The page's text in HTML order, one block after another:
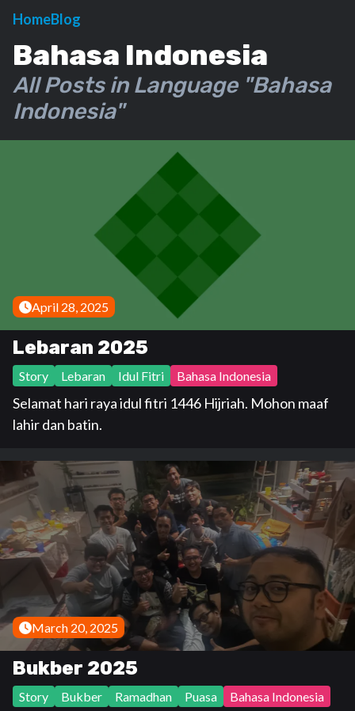
HomeBlog
Bahasa Indonesia
All Posts in Language "Bahasa
Indonesia"
April 28, 2025
Lebaran 2025
Story Lebaran Idul Fitri Bahasa Indonesia
Selamat hari raya idul fitri 1446 Hijriah. Mohon maaf
lahir dan batin.
March 20, 2025
Bukber 2025
Story Bukber Ramadhan Puasa Bahasa Indonesia